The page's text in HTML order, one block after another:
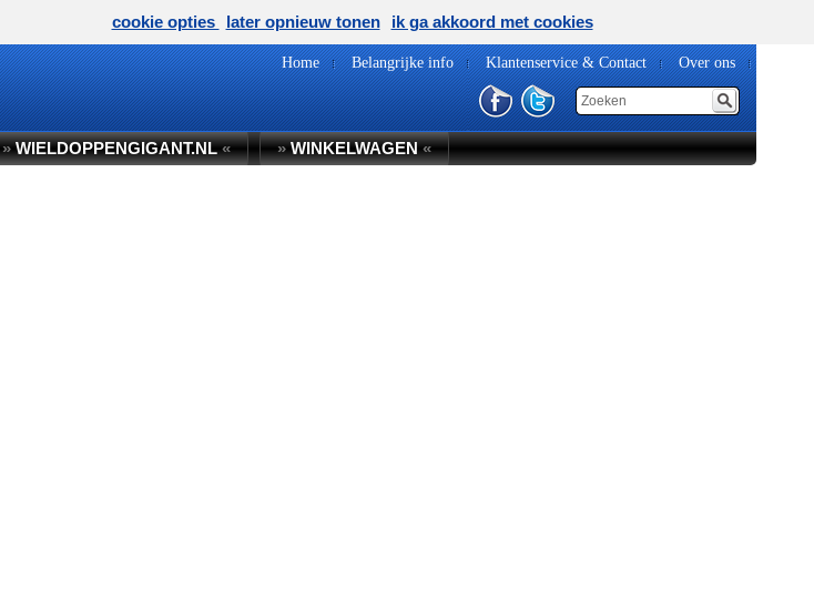
Home Belangrijke info Klantenservice & Contact Over ons
»WIELDOPPENGIGANT.NL« »WINKELWAGEN«
cookie opties later opnieuw tonen ik ga akkoord met cookies